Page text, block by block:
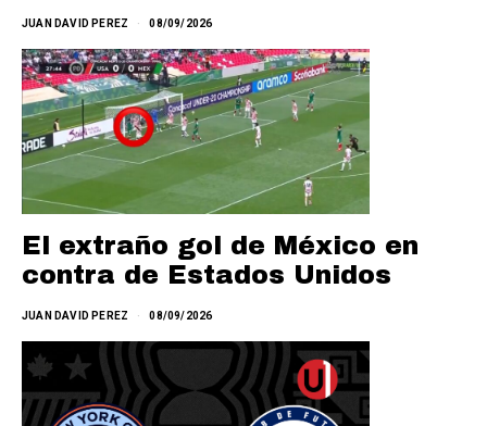
JUAN DAVID PEREZ 08/09/2026
El extraño gol de México en
contra de Estados Unidos
JUAN DAVID PEREZ 08/09/2026